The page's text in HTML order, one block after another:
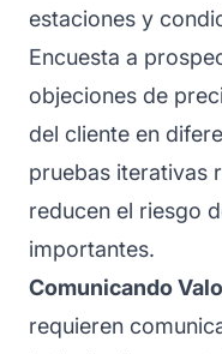
estaciones y
Encuesta a
objeciones de
del cliente en
pruebas iterativas
reducen el riesgo
importantes.
Comunicando
requieren